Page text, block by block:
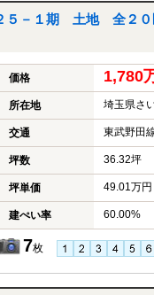
５－１期 土地 全２０
価格 1,780
所在地 埼玉県さ
交通 東武野田
坪数 36.32坪
坪単価 49.01万円
建ぺい率 60.00%
7枚